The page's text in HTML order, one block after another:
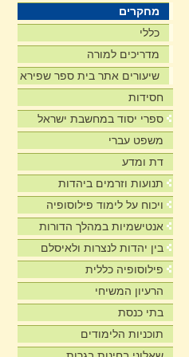
מחקרים
כללי
מדריכים למורה
שיעורים אתר בית ספר שפירא
חסידות
ספרי יסוד במחשבת ישראל
משפט עברי
דת ומדע
תנועות וזרמים ביהדות
ויכוח על לימוד פילוסופיה
אנטישמיות במהלך הדורות
בין יהדות לנצרות ולאיסלם
פילוסופיה כללית
הרעיון המשיחי
בתי כנסת
תוכניות הלימודים